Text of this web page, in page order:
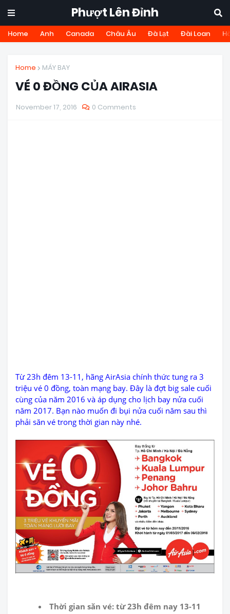
Phượt Lên Đỉnh
Home Anh Canada Châu Âu Đà Lạt Đài Loan
Home MÁY BAY
VÉ 0 ĐỒNG CỦA AIRASIA
November 17, 2016 0 Comments
Từ 23h đêm 13-11, hãng AirAsia chính thức tung ra 3
triệu vé 0 đồng, toàn mạng bay. Đây là đợt big sale cuối
cùng của năm 2016 và áp dụng cho lịch bay nửa cuối
năm 2017. Bạn nào muốn đi bụi nửa cuối năm sau thì
phải săn vé trong thời gian này nhé.
Thời gian săn vé: từ 23h đêm nay 13-11